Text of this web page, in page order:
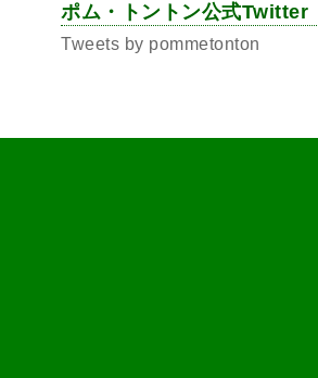
ポム・トントン公式Twitter
Tweets by pommetonton